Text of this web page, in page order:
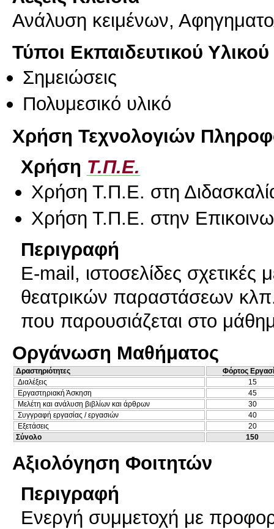
Ανάλυση κειμένων,
Τύποι Εκπαιδευτικού Υλικού
Σημειώσεις
Πολυμεσικό υλικό
Χρήση Τεχνολογιών
Χρήση Τ.Π.Ε.
Χρήση Τ.Π.Ε. στη
Χρήση Τ.Π.Ε. στην
Περιγραφή
E-mail, ιστοσελίδες
θεατρικών παραστάσεων
που παρουσιάζεται στο
Οργάνωση Μαθήματος
Δραστηριότητες
Φόρτος
Διαλέξεις
15
Εργαστηριακή Άσκηση
45
Μελέτη και ανάλυση βιβλίων και άρθρων
30
Συγγραφή εργασίας / εργασιών
40
Εξετάσεις
20
Σύνολο
150
Αξιολόγηση Φοιτητών
Περιγραφή
Ενεργή συμμετοχή με